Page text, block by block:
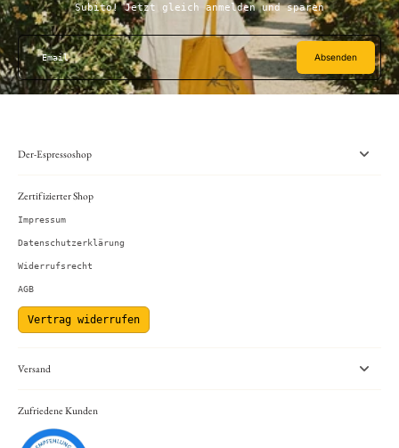
Subito! Jetzt gleich anmelden und sparen
Email Absenden
Der-Espressoshop
Zertifizierter Shop
Impressum
Datenschutzerklärung
Widerrufsrecht
AGB
Vertrag widerrufen
Versand
Zufriedene Kunden